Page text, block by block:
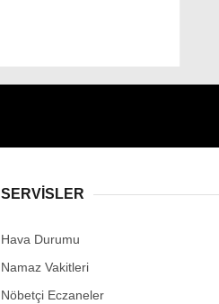
SERVİSLER
Hava Durumu
Namaz Vakitleri
Nöbetçi Eczaneler